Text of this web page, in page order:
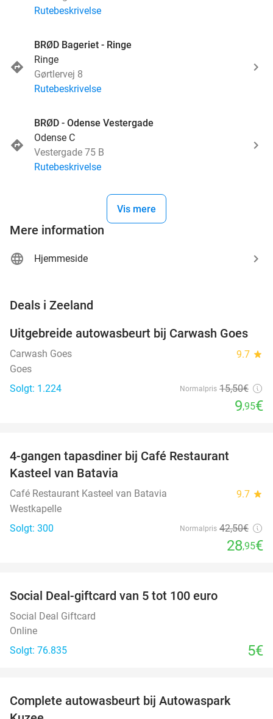
Rutebeskrivelse
BRØD Bageriet - Ringe
Ringe
Gørtlervej 8
Rutebeskrivelse
BRØD - Odense Vestergade
Odense C
Vestergade 75 B
Rutebeskrivelse
Vis mere
Mere information
Hjemmeside
Deals i Zeeland
36%
Uitgebreide autowasbeurt bij Carwash Goes
Carwash Goes 9.7 star
Goes
Solgt: 1.224
Normalpris 15,50€
9,95€
4-gangen tapasdiner bij Café Restaurant
Kasteel van Batavia
Café Restaurant Kasteel van Batavia 9.7 star
Westkapelle
Solgt: 300
Normalpris 42,50€
28,95€
Social Deal-giftcard van 5 tot 100 euro
Social Deal Giftcard
Online
Solgt: 76.835
5€
Complete autowasbeurt bij Autowaspark